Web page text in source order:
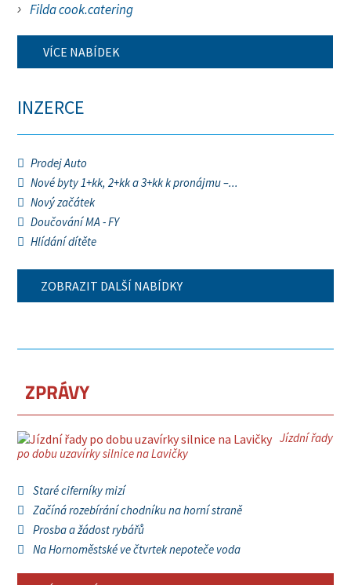
Filda cook.catering
VÍCE NABÍDEK
INZERCE
Prodej Auto
Nové byty 1+kk, 2+kk a 3+kk k pronájmu –...
Nový začátek
Doučování MA - FY
Hlídání dítěte
ZOBRAZIT DALŠÍ NABÍDKY
ZPRÁVY
Jízdní řady
po dobu uzavírky silnice na Lavičky
Staré ciferníky mizí
Začíná rozebírání chodníku na horní straně
Prosba a žádost rybářů
Na Hornoměstské ve čtvrtek nepoteče voda